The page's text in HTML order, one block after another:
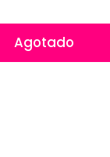
Agotado